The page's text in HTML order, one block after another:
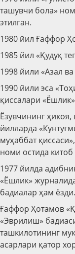
ташувчи бола»
этилган.
1980 йил Ғаффор
1985 йил «Қудуқ
1998 йили «Азал
1990 йили эса
қиссалари
Ёзувчининг
йилларда
муҳаббат
номи остида
1977 йилда
«Ёшлик»
бадиалар ҳам ёзди.
Ғаффор Ҳотамов
«Эврилиш»
ташкилотининг
асарлари қатор